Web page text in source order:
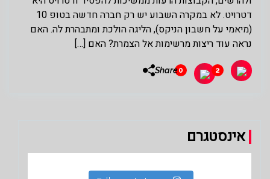
דטרויט. לא במקרה השבוע יש רק חברה חדשה בטופ 10
(מיאמי על חשבון הניקס), הליגה הולכת ומתבהרת לה. האם
נראה עוד ריצות מרשימות אל הצמרת? האם […]
2
0
Share
אינסטגרם